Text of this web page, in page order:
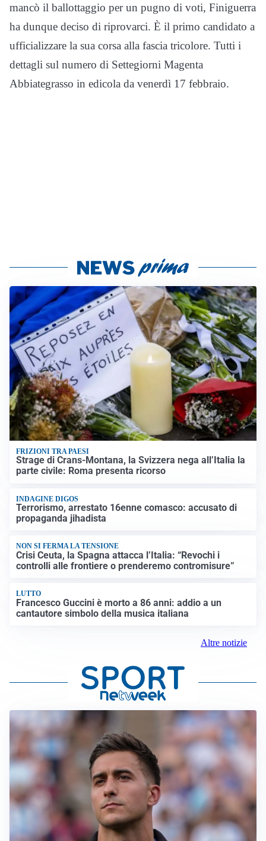
mancò il ballottaggio per un pugno di voti, Finiguerra
ha dunque deciso di riprovarci. È il primo candidato a
ufficializzare la sua corsa alla fascia tricolore. Tutti i
dettagli sul numero di Settegiorni Magenta
Abbiategrasso in edicola da venerdì 17 febbraio.
FRIZIONI TRA PAESI
Strage di Crans-Montana, la Svizzera nega all’Italia la
parte civile: Roma presenta ricorso
INDAGINE DIGOS
Terrorismo, arrestato 16enne comasco: accusato di
propaganda jihadista
NON SI FERMA LA TENSIONE
Crisi Ceuta, la Spagna attacca l’Italia: “Revochi i
controlli alle frontiere o prenderemo contromisure”
LUTTO
Francesco Guccini è morto a 86 anni: addio a un
cantautore simbolo della musica italiana
Altre notizie